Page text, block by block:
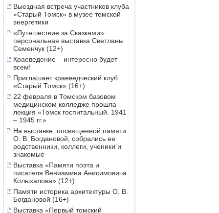
Выездная встреча участников клуба
«Старый Томск» в музее томской
энергетики
«Путешествие за Сказками»:
персональная выставка Светланы
Семенчук (12+)
Краеведение – интересно будет
всем!
Приглашает краеведческий клуб
«Старый Томск» (16+)
22 февраля в Томском базовом
медицинском колледже прошла
лекция «Томск госпитальный. 1941
– 1945 гг.»
На выставке, посвященной памяти
О. В. Богдановой, собрались ее
родственники, коллеги, ученики и
знакомые
Выставка «Памяти поэта и
писателя Вениамина Анисимовича
Колыхалова» (12+)
Памяти историка архитектуры О. В.
Богдановой (16+)
Выставка «Первый томский